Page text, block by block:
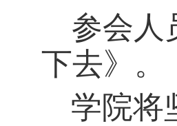
参会人
下去》 。
学院将